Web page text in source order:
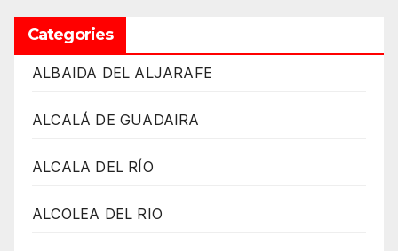
Categories
ALBAIDA DEL ALJARAFE
ALCALÁ DE GUADAIRA
ALCALA DEL RÍO
ALCOLEA DEL RIO